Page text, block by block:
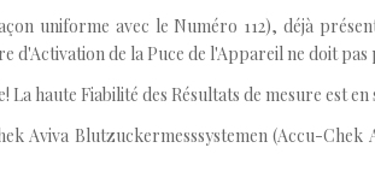
uniforme avec le Numéro 112), déjà
de la Puce de l'Appareil ne doit pas
haute Fiabilité des Résultats de mesure est
Aviva Blutzuckermesssystemen (Accu-